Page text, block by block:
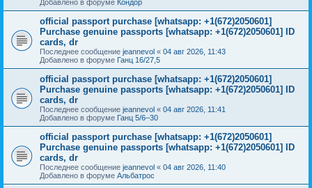
Добавлено в форуме Кондор
official passport purchase [whatsapp: +1(672)2050601]
Purchase genuine passports [whatsapp: +1(672)2050601] ID
cards, dr
Последнее сообщение jeannevol « 04 авг 2026, 11:43
Добавлено в форуме Ганц 16/27,5
official passport purchase [whatsapp: +1(672)2050601]
Purchase genuine passports [whatsapp: +1(672)2050601] ID
cards, dr
Последнее сообщение jeannevol « 04 авг 2026, 11:41
Добавлено в форуме Ганц 5/6–30
official passport purchase [whatsapp: +1(672)2050601]
Purchase genuine passports [whatsapp: +1(672)2050601] ID
cards, dr
Последнее сообщение jeannevol « 04 авг 2026, 11:40
Добавлено в форуме Альбатрос